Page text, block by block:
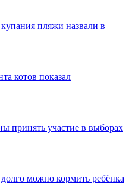
пляжи назвали в
котов показал
принять участие в выборах
можно кормить ребёнка